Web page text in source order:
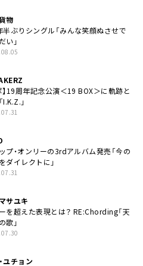
物
半ぶりシングル「みんな笑顔ぬさせで
い」
】19周年記念公演＜19 BOX＞に軌跡と
I.K.Z.」
プ・オンリーの3rdアルバム発売「今の
ダイレクトに」
サユキ
を超えた表現とは？ RE:Chording「天
歌」
ユチョン